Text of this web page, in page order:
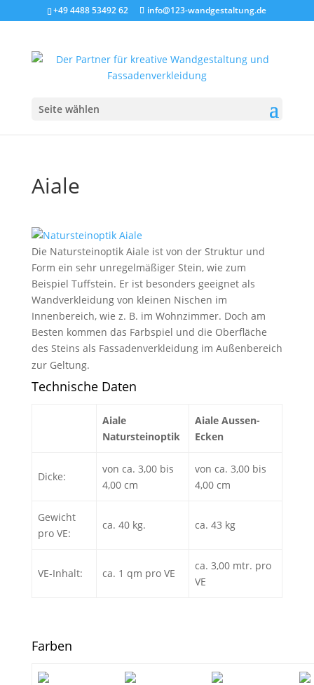
+49 4488 53492 62 info@123-wandgestaltung.de
Seite wählen
Aiale
Die Natursteinoptik Aiale ist von der Struktur und
Form ein sehr unregelmäßiger Stein, wie zum
Beispiel Tuffstein. Er ist besonders geeignet als
Wandverkleidung von kleinen Nischen im
Innenbereich, wie z. B. im Wohnzimmer. Doch am
Besten kommen das Farbspiel und die Oberfläche
des Steins als Fassadenverkleidung im Außenbereich
zur Geltung.
Technische Daten
Aiale
Natursteinoptik
Aiale Aussen-
Ecken
Dicke:
von ca. 3,00 bis
4,00 cm
von ca. 3,00 bis
4,00 cm
Gewicht
pro VE:
ca. 40 kg. ca. 43 kg
VE-Inhalt: ca. 1 qm pro VE
ca. 3,00 mtr. pro
VE
Farben